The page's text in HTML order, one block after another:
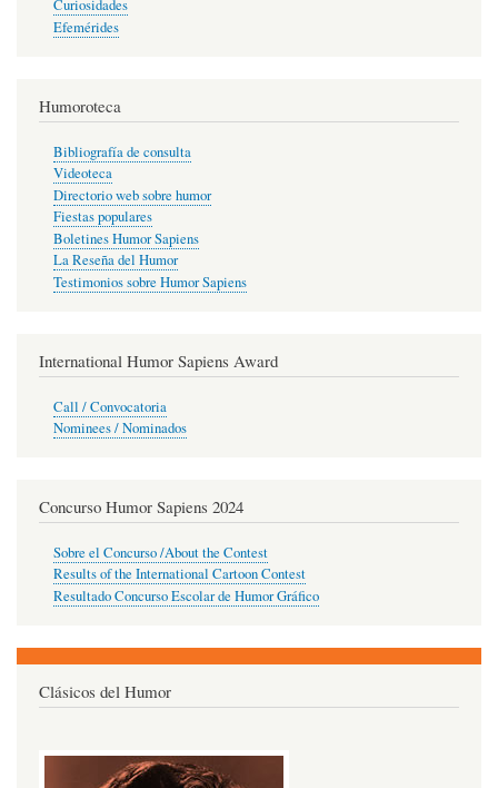
Curiosidades
Efemérides
Humoroteca
Bibliografía de consulta
Videoteca
Directorio web sobre humor
Fiestas populares
Boletines Humor Sapiens
La Reseña del Humor
Testimonios sobre Humor Sapiens
International Humor Sapiens Award
Call / Convocatoria
Nominees / Nominados
Concurso Humor Sapiens 2024
Sobre el Concurso /About the Contest
Results of the International Cartoon Contest
Resultado Concurso Escolar de Humor Gráfico
Clásicos del Humor